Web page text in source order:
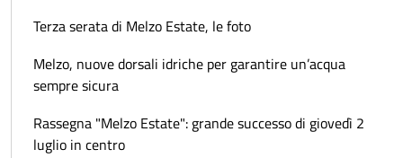
Terza serata di Melzo Estate, le foto
Melzo, nuove dorsali idriche per garantire un’acqua
sempre sicura
Rassegna "Melzo Estate": grande successo di giovedì 2
luglio in centro